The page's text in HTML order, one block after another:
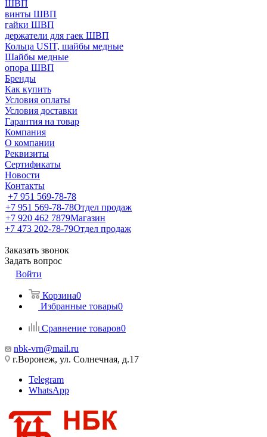
ШВП
винты ШВП
гайки ШВП
держатели для гаек ШВП
Кольца USIT, шайбы медные
Шайбы медные
опора ШВП
Бренды
Как купить
Условия оплаты
Условия доставки
Гарантия на товар
Компания
О компании
Реквизиты
Сертификаты
Новости
Контакты
+7 951 569-78-78
+7 951 569-78-78Отдел продаж
+7 920 462 7879Магазин
+7 473 202-78-79Отдел продаж
Заказать звонок
Задать вопрос
Войти
Корзина0
Избранные товары0
Сравнение товаров0
nbk-vrn@mail.ru
г.Воронеж, ул. Солнечная, д.17
Telegram
WhatsApp